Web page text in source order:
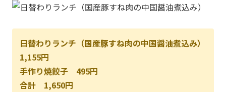
日替わりランチ（国産豚すね肉の中国醤油煮込み）
1,155円
手作り焼餃子 495円
合計 1,650円